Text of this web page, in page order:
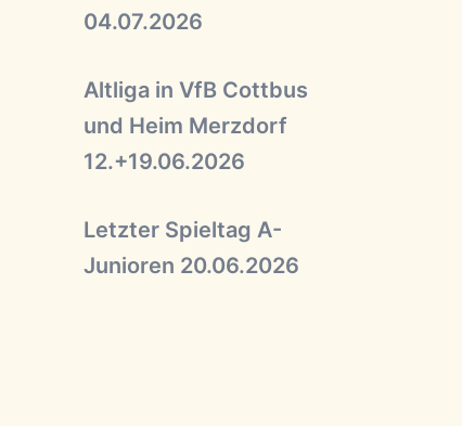
04.07.2026
Altliga in VfB Cottbus
und Heim Merzdorf
12.+19.06.2026
Letzter Spieltag A-
Junioren 20.06.2026